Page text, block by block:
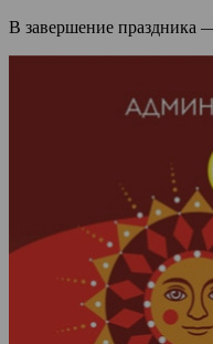
В завершение праздника